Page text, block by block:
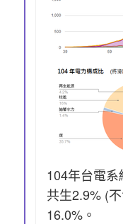
104年台電
共生2.9% (
16.0%。